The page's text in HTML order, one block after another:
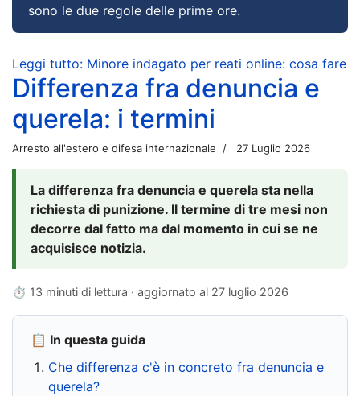
sono le due regole delle prime ore.
Leggi tutto: Minore indagato per reati online: cosa fare
Differenza fra denuncia e
querela: i termini
Arresto all'estero e difesa internazionale 27 Luglio 2026
La differenza fra denuncia e querela sta nella
richiesta di punizione. Il termine di tre mesi non
decorre dal fatto ma dal momento in cui se ne
acquisisce notizia.
⏱ 13 minuti di lettura · aggiornato al 27 luglio 2026
📋 In questa guida
Che differenza c'è in concreto fra denuncia e
querela?